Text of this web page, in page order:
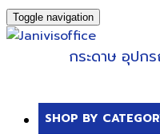
Toggle navigation
กระดาษ อุปก
SHOP BY